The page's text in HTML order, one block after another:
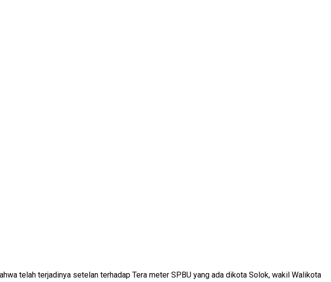
telah terjadinya setelan terhadap Tera meter SPBU yang ada dikota Solok, wakil Walikota